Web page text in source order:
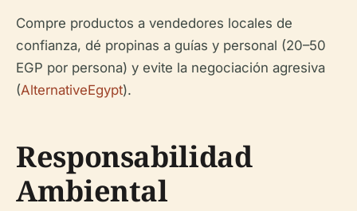
Compre productos a vendedores locales de
confianza, dé propinas a guías y personal (20–50
EGP por persona) y evite la negociación agresiva
(AlternativeEgypt).
Responsabilidad
Ambiental